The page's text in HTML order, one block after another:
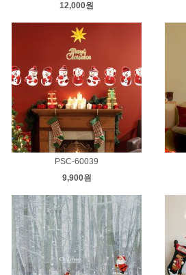
12,000원
PSC-60039
9,900원